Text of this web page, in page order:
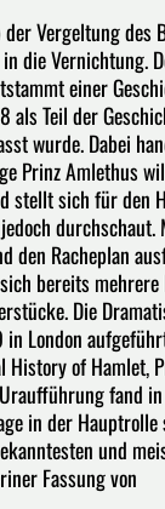
Vergeltung des
die Vernichtung.
einer
als Teil der
wurde. Dabei
Prinz Amlethus
stellt sich für den
den Racheplan
bereits
Die
London
History of Hamlet,
fand
in der
und
Fassung von